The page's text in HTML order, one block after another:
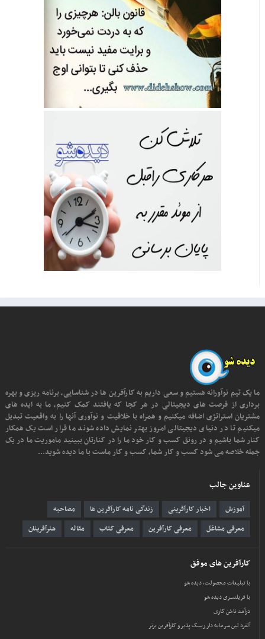
ما یک تیم نوآورانه هستیم و سعی داریم به کارآفرین ها در شناسایی، برنامه ریزی و بهره
برداری از فرصت های دیجیتالی در هر کجا که یافتند کمک کنیم، ما به ایده های
مشتریان استراتژی اضافه میکنیم و همراه با خلاقیت و نوآوری آنها را به واقعیت تبدیل
میکنیم تا در دنیای دیجیتالی امروز بهتر نمایش داده شوند ما قرار است یک همکار
کنار شما باشیم و در رونق کسب و کار خود ما را در کنارتان ببینید ماموریت ما در یک
جمله خلاصه می شود کسب و کار شما، کسب و کار ماست با ما دیده شوید...
عناوین جالب
آموزش اخبار کارآفرینی زندگی نامه کارآفرین ها
مصاحبه
معرفی مشاغل
معرفی کارآفرین معرفی کتاب مقاله هنرآفرینان
کارآفرین های موفق
با تبلیغات محصولت، دیده شو
با فریلنسری دیده شو
درآمد ناخن کاری
آلفرد لین سرمایه دار ریسک پذیر و کارآفرین برتر